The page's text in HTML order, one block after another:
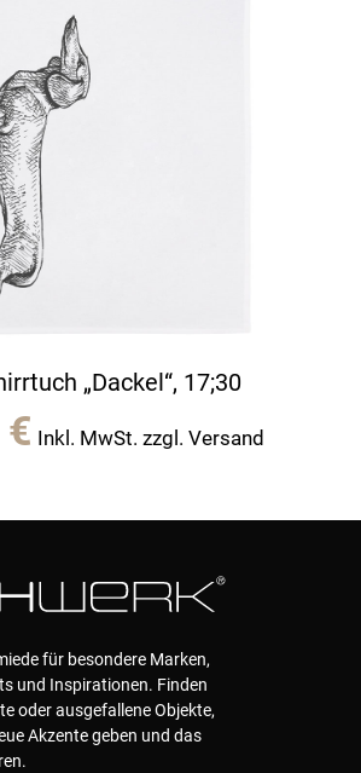
„Dackel“, 17;30
€ Inkl. MwSt. zzgl. Versand
für besondere Marken,
und Inspirationen. Finden
oder ausgefallene Objekte,
Akzente geben und das